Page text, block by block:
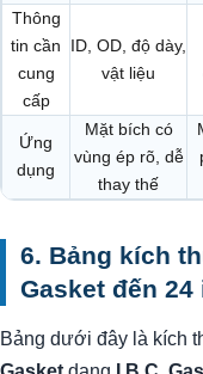
Thông
tin cần
cung
cấp
ID, OD, độ dày,
vật liệu
Ứng
dụng
Mặt bích có
vùng ép rõ, dễ
thay thế
6. Bảng kích
Gasket đến 24
Bảng dưới đây là kích